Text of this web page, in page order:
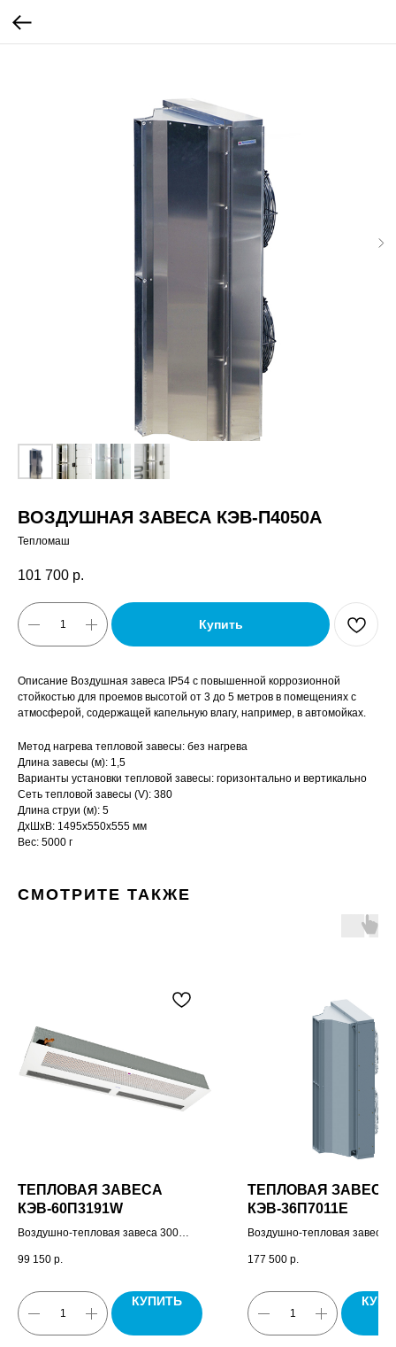
ВОЗДУШНАЯ ЗАВЕСА КЭВ-П4050A
Тепломаш
101 700 р.
Купить
Описание Воздушная завеса IP54 с повышенной коррозионной
стойкостью для проемов высотой от 3 до 5 метров в помещениях с
атмосферой, содержащей капельную влагу, например, в автомойках.
Метод нагрева тепловой завесы: без нагрева
Длина завесы (м): 1,5
Варианты установки тепловой завесы: горизонтально и вертикально
Сеть тепловой завесы (V): 380
Длина струи (м): 5
ДxШxВ: 1495x550x555 мм
Вес: 5000 г
СМОТРИТЕ ТАКЖЕ
ТЕПЛОВАЯ ЗАВЕСА
КЭВ-60П3191W
Воздушно-тепловая завеса 300
завесой HL10, паспорт.
99 150 р.
КУПИТЬ
ТЕПЛОВАЯ ЗАВЕСА
КЭВ-36П7011E
Воздушно-тепловая завеса,
паспорт.
177 500 р.